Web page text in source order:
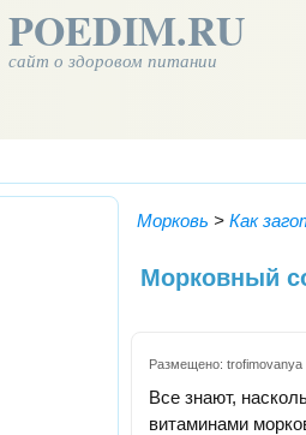
POEDIM.RU
сайт о здоровом питании
Морковь > Как
Морковный
Размещено: trofimovanya
Все знают,
витаминами